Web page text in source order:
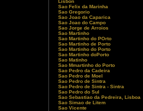
Lisbon
Sao Felix da Marinha
Sao Gregorio
Sao Joao da Caparica
Sao Joao do Campo
Sao Jorge de Arroios
Sao Martinho
Sao Martinho do POrto
Sao Martinho de Porto
Sao Martinho do Porto
Sao Martinho doPorto
Sao Matinho
Sao Mmartinho do Porto
Sao Pedro da Cadeira
Sao Pedro de Moel
Sao Pedro de Sintra
Sao Pedro de Sintra - Sintra
Sao Pedro do Sul
Sao Sebastiao da Pedreira, Lisboa
Sao Simao de Litem
Sao Vicente